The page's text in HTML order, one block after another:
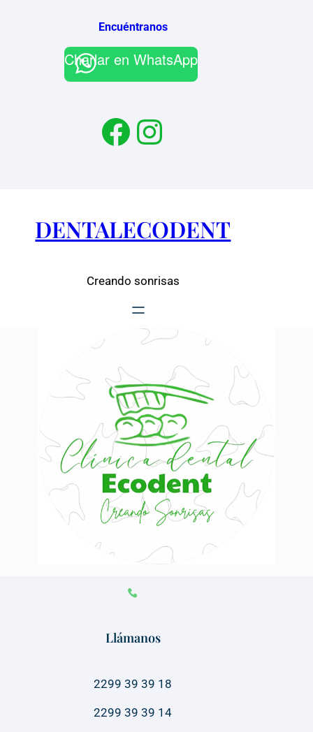
Encuéntranos
Charlar en WhatsApp
Facebook Instagram
DENTALECODENT
Creando sonrisas
Llámanos
2299 39 39 18
2299 39 39 14